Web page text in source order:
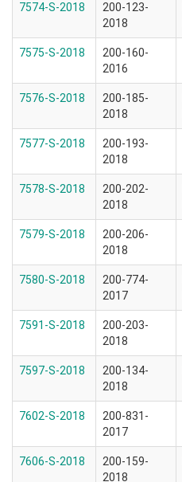
7574-S-2018
200-123-
2018
7575-S-2018
200-160-
2016
7576-S-2018
200-185-
2018
7577-S-2018
200-193-
2018
7578-S-2018
200-202-
2018
7579-S-2018
200-206-
2018
7580-S-2018
200-774-
2017
7591-S-2018
200-203-
2018
7597-S-2018
200-134-
2018
7602-S-2018
200-831-
2017
7606-S-2018
200-159-
2018